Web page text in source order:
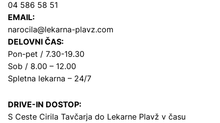
04 586 58 51
EMAIL:
narocila@lekarna-plavz.com
DELOVNI ČAS:
Pon-pet / 7.30-19.30
Sob / 8.00 – 12.00
Spletna lekarna – 24/7
DRIVE-IN DOSTOP:
S Ceste Cirila Tavčarja do Lekarne Plavž v času